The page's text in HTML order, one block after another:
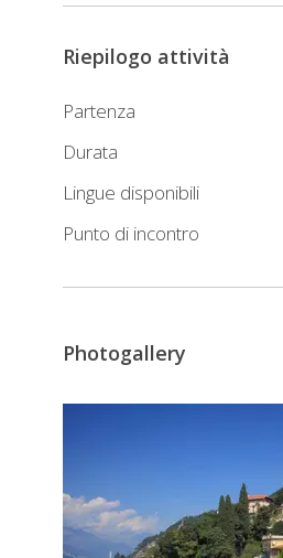
e-
bike,
rivoluzione
copernicana
mondo
bicicletta.
bellezza
dei
Riepilogo attività
Partenza
Durata
Lingue disponibili
Punto di incontro
Photogallery